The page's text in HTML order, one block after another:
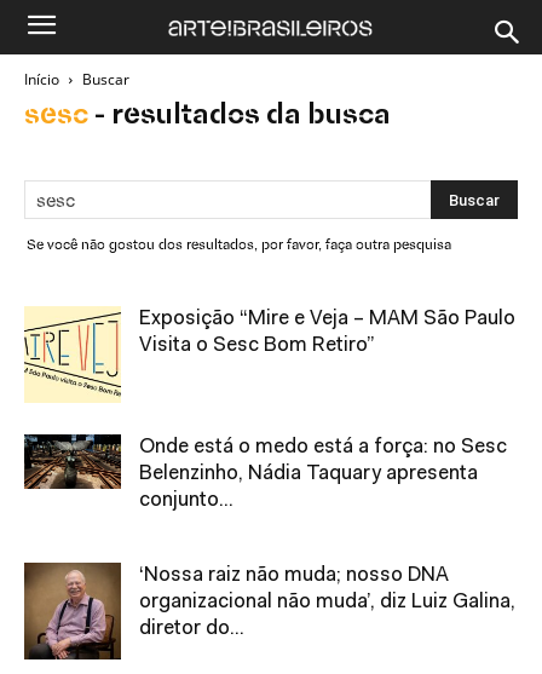
Início Buscar
sesc - resultados da busca
Se você não gostou dos resultados, por favor, faça outra pesquisa
Exposição “Mire e Veja – MAM São Paulo
Visita o Sesc Bom Retiro”
Onde está o medo está a força: no Sesc
Belenzinho, Nádia Taquary apresenta
conjunto...
‘Nossa raiz não muda; nosso DNA
organizacional não muda’, diz Luiz Galina,
diretor do...